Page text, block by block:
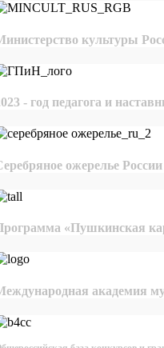
культуры
- год педагога и
ожерелье России
«Пушкинская
академия